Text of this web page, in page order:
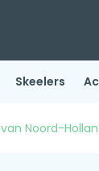
Skeelers
van Noord-